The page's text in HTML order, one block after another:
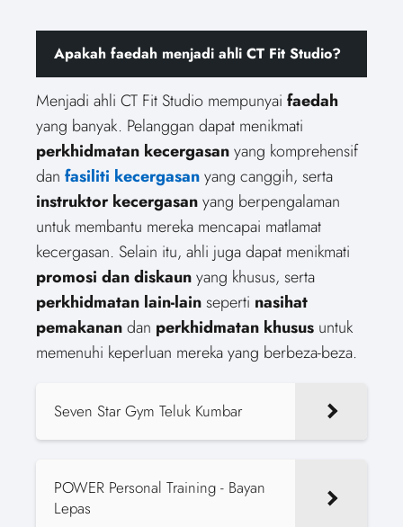
Apakah faedah menjadi ahli CT Fit Studio?
Menjadi ahli CT Fit Studio mempunyai faedah
yang banyak. Pelanggan dapat menikmati
perkhidmatan kecergasanyang komprehensif
dan fasiliti kecergasanyang canggih, serta
instruktor kecergasanyang berpengalaman
untuk membantu mereka mencapai matlamat
kecergasan. Selain itu, ahli juga dapat menikmati
promosi dan diskaunyang khusus, serta
perkhidmatan lain-lainseperti nasihat
pemakanandan perkhidmatan khusus untuk
memenuhi keperluan mereka yang berbeza-beza.
Seven Star Gym Teluk Kumbar
POWER Personal Training - Bayan
Lepas